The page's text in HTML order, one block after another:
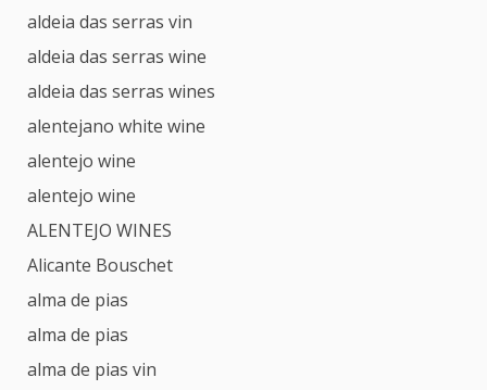
aldeia das serras vin
aldeia das serras wine
aldeia das serras wines
alentejano white wine
alentejo wine
alentejo wine
ALENTEJO WINES
Alicante Bouschet
alma de pias
alma de pias
alma de pias vin